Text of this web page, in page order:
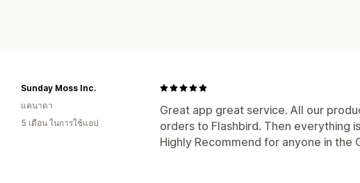
Great app great service. All our
orders to Flashbird. Then everything
Highly Recommend for anyone in
Sunday Moss Inc.
แคนาดา
5 เดือน ในการใช้แอป